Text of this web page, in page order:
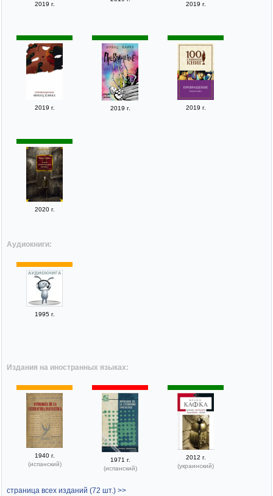
2019 г. 2019 г.
2019 г. 2019 г. 2019 г.
2020 г.
Аудиокниги:
1995 г.
Издания на иностранных языках:
1940 г.
(испанский)
1971 г.
(испанский)
2012 г.
(украинский)
страница всех изданий (72 шт.) >>